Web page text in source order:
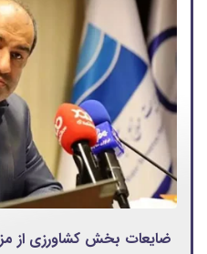
ضایعات بخش کشاورزی از مزرعه تا